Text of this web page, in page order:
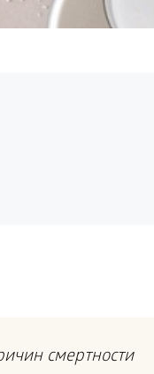
смертности